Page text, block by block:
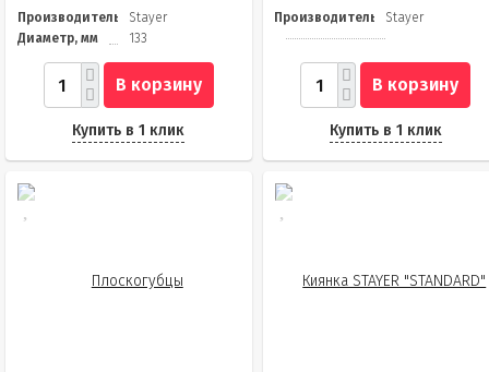
Производитель
Stayer
Диаметр, мм
133
В корзину
Купить в 1 клик
Производитель Stayer
В корзину
Купить в 1 клик